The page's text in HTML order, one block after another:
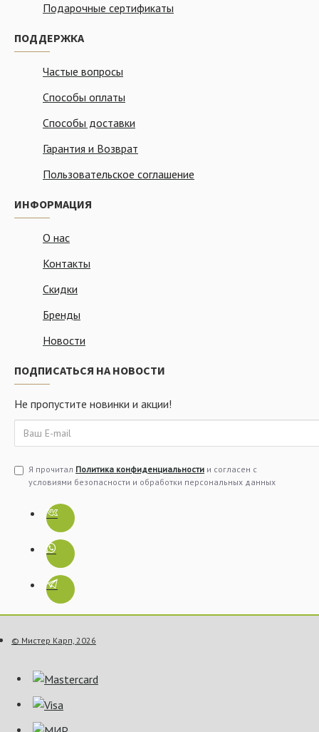
Подарочные сертификаты
ПОДДЕРЖКА
Частые вопросы
Способы оплаты
Способы доставки
Гарантия и Возврат
Пользовательское соглашение
ИНФОРМАЦИЯ
О нас
Контакты
Скидки
Бренды
Новости
ПОДПИСАТЬСЯ НА НОВОСТИ
Не пропустите новинки и акции!
Я прочитал Политика конфиденциальности и согласен с
условиями безопасности и обработки персональных данных
© Мистер Карп, 2026